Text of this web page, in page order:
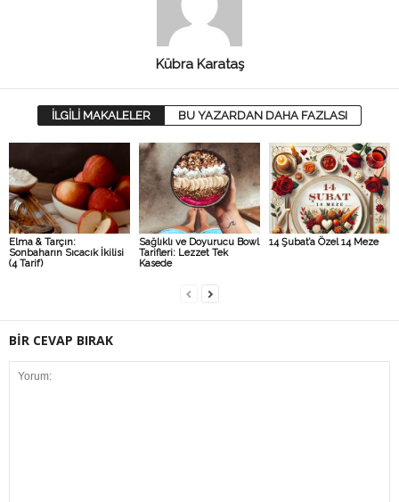
Kübra Karataş
İLGİLİ MAKALELER BU YAZARDAN DAHA FAZLASI
Elma & Tarçın:
Sonbaharın Sıcacık İkilisi
(4 Tarif)
Sağlıklı ve Doyurucu Bowl
Tarifleri: Lezzet Tek
Kasede
14 Şubat’a Özel 14 Meze
BİR CEVAP BIRAK